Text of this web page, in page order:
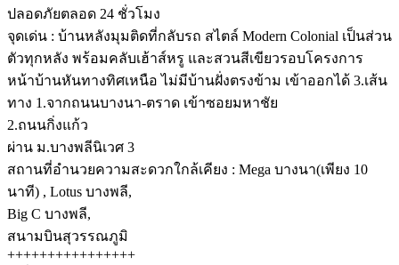
ปลอดภัยตลอด 24 ชั่วโมง
จุดเด่น : บ้านหลังมุมติดที่กลับรถ สไตล์ Modern Colonial เป็นส่วน
ตัวทุกหลัง พร้อมคลับเฮ้าส์หรู และสวนสีเขียวรอบโครงการ
หน้าบ้านหันทางทิศเหนือ ไม่มีบ้านฝั่งตรงข้าม เข้าออกได้ 3.เส้น
ทาง 1.จากถนนบางนา-ตราด เข้าซอยมหาชัย
2.ถนนกิ่งแก้ว
ผ่าน ม.บางพลีนิเวศ 3
สถานที่อำนวยความสะดวกใกล้เคียง : Mega บางนา(เพียง 10
นาที) , Lotus บางพลี,
Big C บางพลี,
สนามบินสุวรรณภูมิ
++++++++++++++++